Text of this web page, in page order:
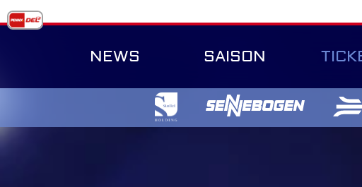
Skip
to
NEWS SAISON